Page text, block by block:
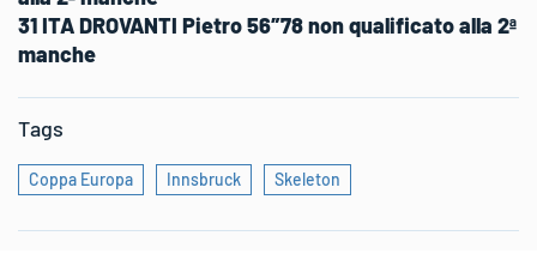
31 ITA DROVANTI Pietro 56″78 non qualificato alla 2ª
manche
Tags
Coppa Europa Innsbruck Skeleton